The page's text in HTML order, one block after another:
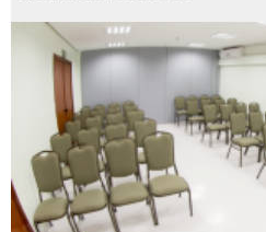
L1
L2
L3
L4